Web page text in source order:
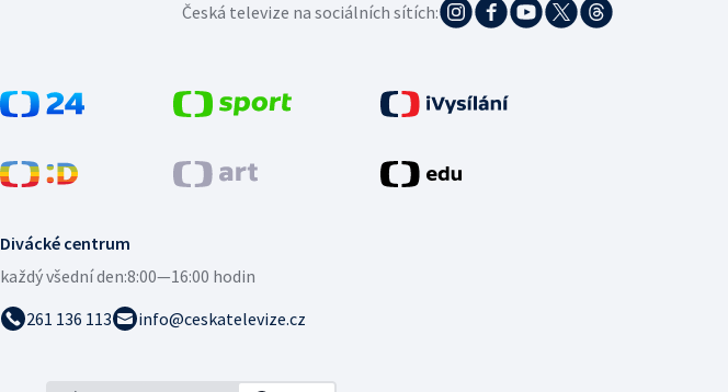
Divácké centrum
každý všední den:8:00—16:00 hodin
261 136 113
info@ceskatelevize.cz
Česká televize na sociálních sítích: